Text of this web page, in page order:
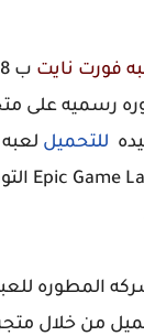
فورت نايت ب 18 شهر فاجت Epic Games الجميع وقامت باطلاق لعبتها الشهيره
رسميه على
للتحميل لعبه
المطوره
من خلال